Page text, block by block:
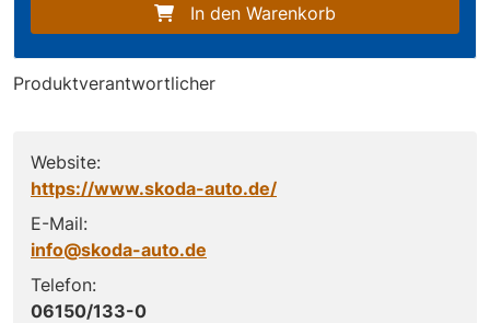
In den Warenkorb
Produktverantwortlicher
Website:
https://www.skoda-auto.de/
E-Mail:
info@skoda-auto.de
Telefon:
06150/133-0